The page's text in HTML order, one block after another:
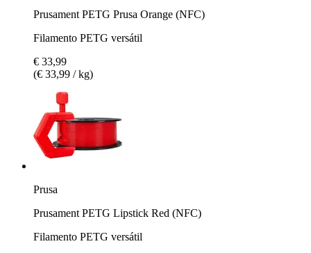
Prusament PETG Prusa Orange (NFC)
Filamento PETG versátil
€ 33,99
(€ 33,99 / kg)
Prusa
Prusament PETG Lipstick Red (NFC)
Filamento PETG versátil